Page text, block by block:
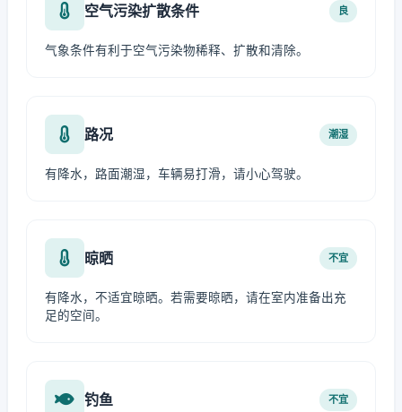
空气污染扩散条件 良
气象条件有利于空气污染物稀释、扩散和清除。
路况 潮湿
有降水，路面潮湿，车辆易打滑，请小心驾驶。
晾晒 不宜
有降水，不适宜晾晒。若需要晾晒，请在室内准备出充
足的空间。
钓鱼 不宜